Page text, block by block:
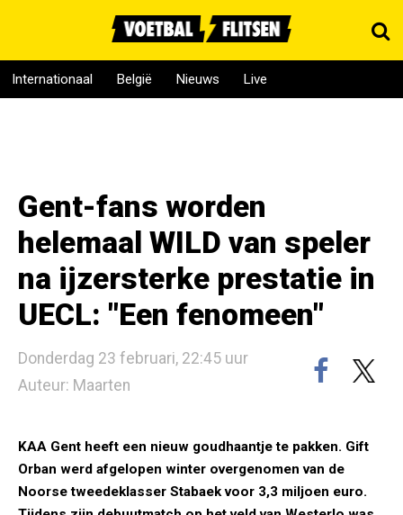
Internationaal België Nieuws Live
Gent-fans worden
helemaal WILD van speler
na ijzersterke prestatie in
UECL: "Een fenomeen"
Donderdag 23 februari, 22:45 uur
Auteur: Maarten
KAA Gent heeft een nieuw goudhaantje te pakken. Gift
Orban werd afgelopen winter overgenomen van de
Noorse tweedeklasser Stabaek voor 3,3 miljoen euro.